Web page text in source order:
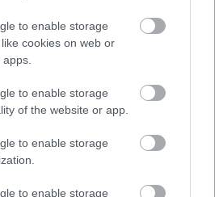
to enable storage
cookies on web or
to enable storage
of the website or app.
to enable storage
to enable storage